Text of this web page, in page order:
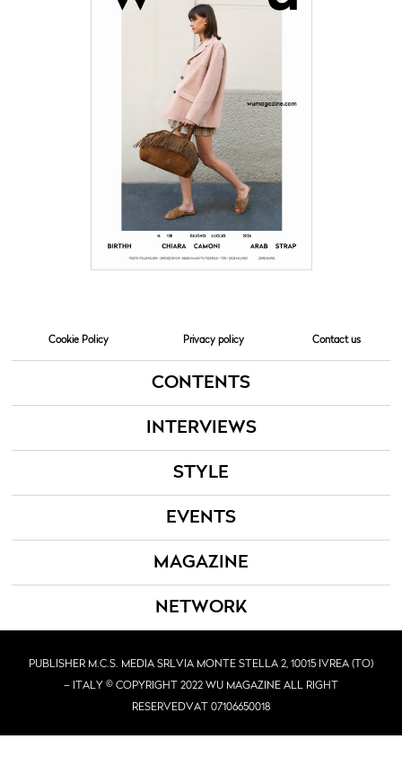
Cookie Policy Privacy policy Contact us
CONTENTS
INTERVIEWS
STYLE
EVENTS
MAGAZINE
NETWORK
PUBLISHER M.C.S. MEDIA SRL VIA MONTE STELLA 2, 10015 IVREA (TO)
– ITALY © COPYRIGHT 2022 WU MAGAZINE ALL RIGHT
RESERVEDVAT 07106650018